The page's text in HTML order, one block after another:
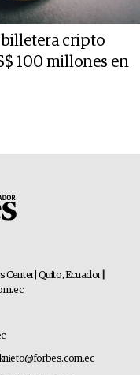
billetera cripto
100 millones en
Center | Quito, Ecuador
knieto@forbes.com.ec